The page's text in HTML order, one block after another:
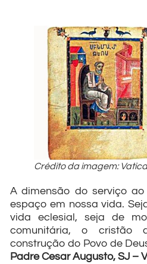
Crédito da imagem:
A dimensão do serviço
espaço em nossa vida.
vida eclesial, seja de
comunitária, o cristão
construção do Povo de
Padre Cesar Augusto, SJ –